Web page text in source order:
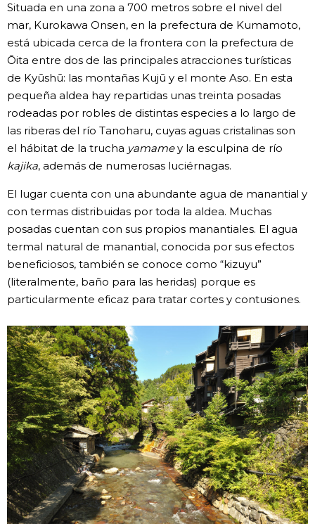
Avisos
Situada en una zona a 700 metros sobre el nivel del
mar, Kurokawa Onsen, en la prefectura de Kumamoto,
está ubicada cerca de la frontera con la prefectura de
Ōita entre dos de las principales atracciones turísticas
de Kyūshū: las montañas Kujū y el monte Aso. En esta
pequeña aldea hay repartidas unas treinta posadas
rodeadas por robles de distintas especies a lo largo de
las riberas del río Tanoharu, cuyas aguas cristalinas son
el hábitat de la trucha yamamey la esculpina de río
kajika, además de numerosas luciérnagas.
El lugar cuenta con una abundante agua de manantial y
con termas distribuidas por toda la aldea. Muchas
posadas cuentan con sus propios manantiales. El agua
termal natural de manantial, conocida por sus efectos
beneficiosos, también se conoce como “kizuyu”
(literalmente, baño para las heridas) porque es
particularmente eficaz para tratar cortes y contusiones.